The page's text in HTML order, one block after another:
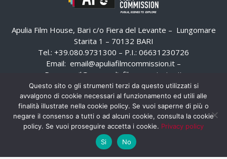
Apulia Film House, Bari c/o Fiera del Levante – Lungomare
Starita 1 – 70132 BARI
Tel.: +39.080.9731300 – P.I.: 06631230726
Email: email@apuliafilmcommission.it –
Pec:
email@pec.apuliafilmcommission.it
Questo sito o gli strumenti terzi da questo utilizzati si
avvalgono di cookie necessari al funzionamento ed utili alle
finalità illustrate nella cookie policy. Se vuoi saperne di più o
negare il consenso a tutti o ad alcuni cookie, consulta la cookie
policy. Se vuoi proseguire accetta i cookie. Privacy policy
Si
No